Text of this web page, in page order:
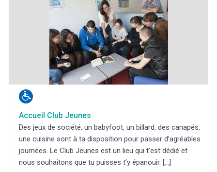
Accueil Club Jeunes
Des jeux de société, un babyfoot, un billard, des canapés,
une cuisine sont à ta disposition pour passer d’agréables
journées. Le Club Jeunes est un lieu qui t’est dédié et
nous souhaitons que tu puisses t’y épanouir. [...]